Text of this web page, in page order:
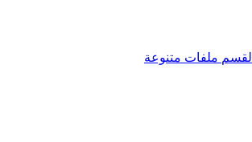
القسم ملفات متنوعة